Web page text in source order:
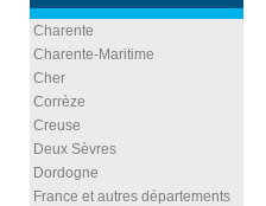
Charente
Charente-Maritime
Cher
Corrèze
Creuse
Deux Sèvres
Dordogne
France et autres départements